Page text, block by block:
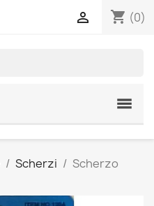
shopping_cart (0)

Scherzi
Scherzo